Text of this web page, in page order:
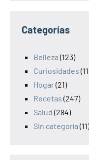
Categorías
Belleza (123)
Curiosidades
Hogar(21)
Recetas (247)
Salud (284)
Sin categoría (11)